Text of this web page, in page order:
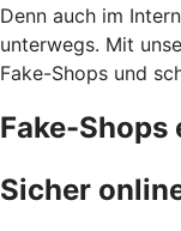
Denn auch im
unterwegs. Mit
Fake-Shops und
Fake-Shops
Sicher